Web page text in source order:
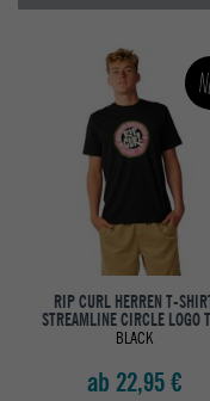
RIP CURL HERREN T-
STREAMLINE CIRCLE LOGO
BLACK
ab 22,95 €